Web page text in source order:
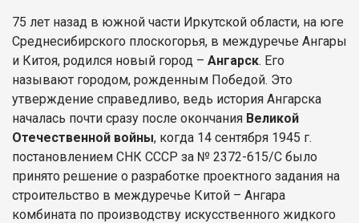
75 лет назад в южной части Иркутской области, на юге
Среднесибирского плоскогорья, в междуречье Ангары
и Китоя, родился новый город – Ангарск. Его
называют городом, рожденным Победой. Это
утверждение справедливо, ведь история Ангарска
началась почти сразу после окончания Великой
Отечественной войны, когда 14 сентября 1945 г.
постановлением СНК СССР за № 2372-615/С было
принято решение о разработке проектного задания на
строительство в междуречье Китой – Ангара
комбината по производству искусственного жидкого